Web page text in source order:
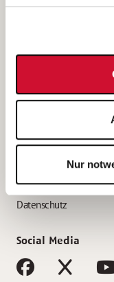
Nur
Bewerbung als
Bewerbung als
AWO Gliederungen
Impressum
Datenschutz
Social Media